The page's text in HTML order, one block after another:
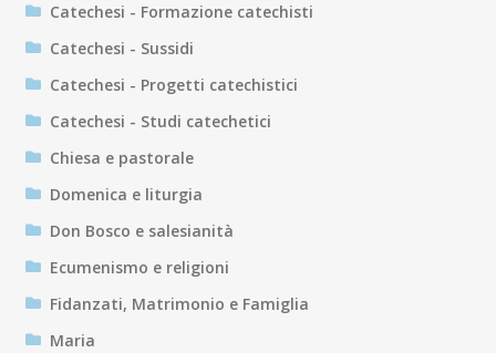
Catechesi - Formazione catechisti
Catechesi - Sussidi
Catechesi - Progetti catechistici
Catechesi - Studi catechetici
Chiesa e pastorale
Domenica e liturgia
Don Bosco e salesianità
Ecumenismo e religioni
Fidanzati, Matrimonio e Famiglia
Maria